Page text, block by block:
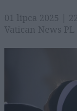
01 lipca 2025 |
Vatican News